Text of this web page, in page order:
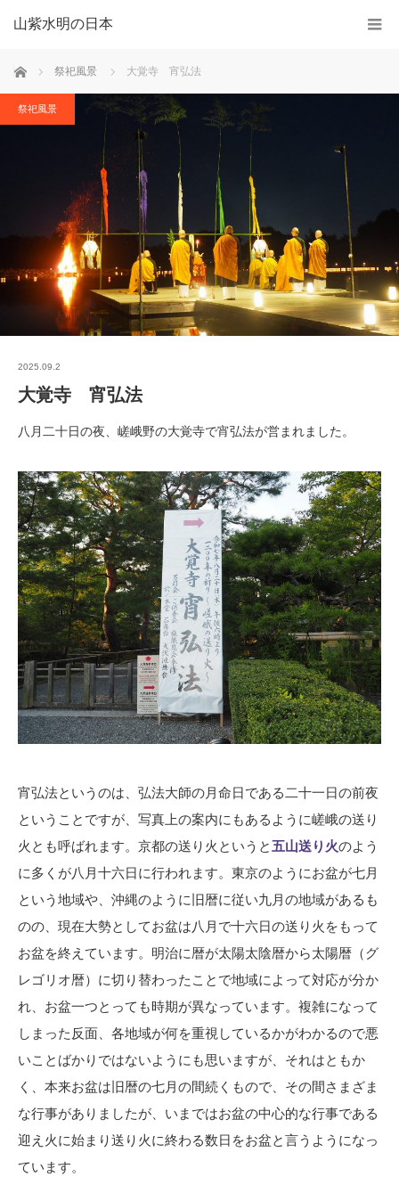
山紫水明の日本
ホーム 祭祀風景 大覚寺 宵弘法
祭祀風景
2025.09.2
大覚寺 宵弘法
八月二十日の夜、嵯峨野の大覚寺で宵弘法が営まれました。
宵弘法というのは、弘法大師の月命日である二十一日の前夜
ということですが、写真上の案内にもあるように嵯峨の送り
火とも呼ばれます。京都の送り火というと五山送り火のよう
に多くが八月十六日に行われます。東京のようにお盆が七月
という地域や、沖縄のように旧暦に従い九月の地域があるも
のの、現在大勢としてお盆は八月で十六日の送り火をもって
お盆を終えています。明治に暦が太陽太陰暦から太陽暦（グ
レゴリオ暦）に切り替わったことで地域によって対応が分か
れ、お盆一つとっても時期が異なっています。複雑になって
しまった反面、各地域が何を重視しているかがわかるので悪
いことばかりではないようにも思いますが、それはともか
く、本来お盆は旧暦の七月の間続くもので、その間さまざま
な行事がありましたが、いまではお盆の中心的な行事である
迎え火に始まり送り火に終わる数日をお盆と言うようになっ
ています。